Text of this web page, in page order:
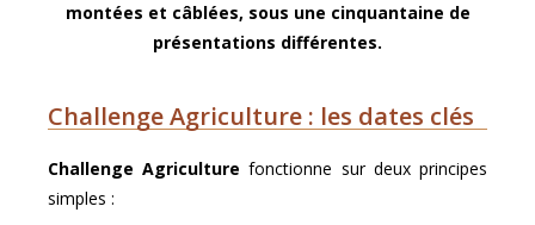
montées et câblées, sous une cinquantaine de
présentations différentes.
Challenge Agriculture : les dates clés
Challenge Agriculture fonctionne sur deux principes
simples :